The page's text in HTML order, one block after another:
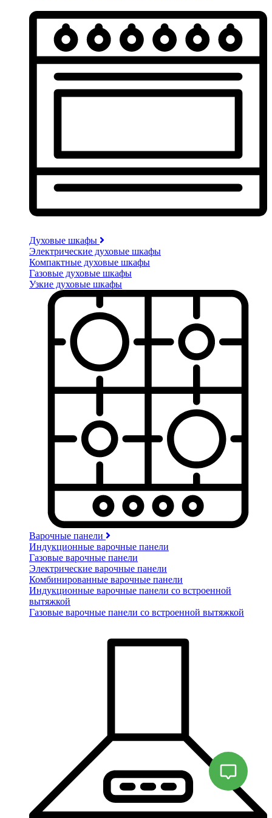
Духовые шкафы
Электрические духовые шкафы
Компактные духовые шкафы
Газовые духовые шкафы
Узкие духовые шкафы
Варочные панели
Индукционные варочные панели
Газовые варочные панели
Электрические варочные панели
Комбинированные варочные панели
Индукционные варочные панели со встроенной
вытяжкой
Газовые варочные панели со встроенной вытяжкой